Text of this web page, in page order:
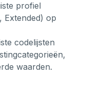
profiel
Extended) op
codelijsten
waarden.